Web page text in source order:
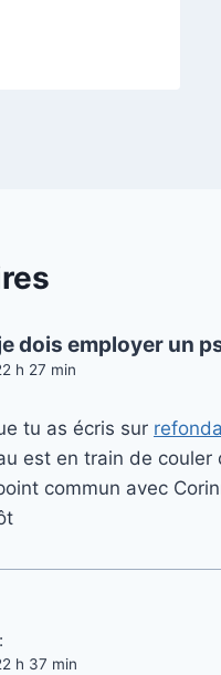
dois employer un
h 27 min
tu as écris sur
est en train de couler
commun avec
h 37 min